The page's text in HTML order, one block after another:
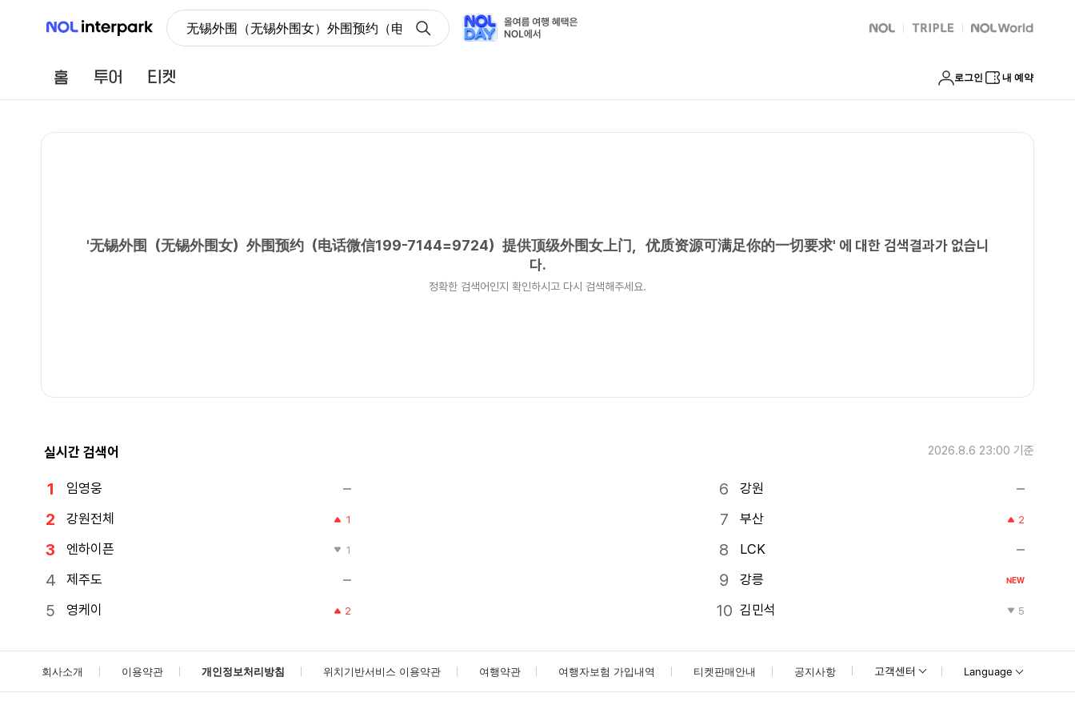
NOL 인터파크 无锡外围（无锡外围女）外围预约（电话微信199-7144=9724）提供顶级外围女上门，优质资源可满足你的一切要求 NOL 트리플 Global Interpark
홈 투어 로그인 내 예약
'无锡外围（无锡外围女）外围预约（电话微信199-7144=9724）提供顶级外围女上门，优质资源可满足你的一切要求' 에 대한 검색결과가 없습니
다.
정확한 검색어인지 확인하시고 다시 검색해주세요.
실시간 검색어 2026.8.6 23:00 기준
임영웅
강원전체
1
엔하이픈 1
제주도
영케이
2
강원
부산
2
LCK
강릉
NEW
김민석 5
회사소개 이용약관 개인정보처리방침 위치기반서비스 이용약관 여행약관 여행자보험 가입내역 티켓판매안내 공지사항 고객센터 Language